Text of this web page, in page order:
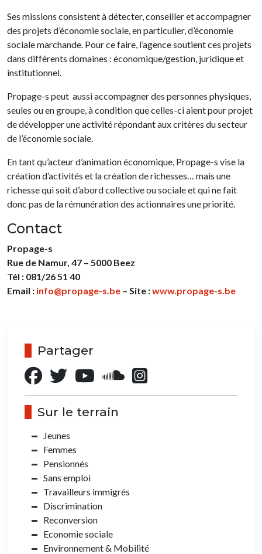
Ses missions consistent à détecter, conseiller et accompagner
des projets d’économie sociale, en particulier, d’économie
sociale marchande. Pour ce faire, l’agence soutient ces projets
dans différents domaines : économique/gestion, juridique et
institutionnel.
Propage-s peut aussi accompagner des personnes physiques,
seules ou en groupe, à condition que celles-ci aient pour projet
de développer une activité répondant aux critères du secteur
de l’économie sociale.
En tant qu’acteur d’animation économique, Propage-s vise la
création d’activités et la création de richesses… mais une
richesse qui soit d’abord collective ou sociale et qui ne fait
donc pas de la rémunération des actionnaires une priorité.
Contact
Propage-s
Rue de Namur, 47 – 5000 Beez
Tél : 081/26 51 40
Email : info@propage-s.be – Site :www.propage-s.be
Partager
Sur le terrain
Jeunes
Femmes
Pensionnés
Sans emploi
Travailleurs immigrés
Discrimination
Reconversion
Economie sociale
Environnement & Mobilité